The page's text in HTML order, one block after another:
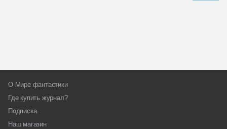
О Мире фантастики
Где купить журнал?
Подписка
Наш магазин